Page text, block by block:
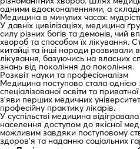
одними вдосконаленнями, а
Медицина в минулих часах:
У давніх цивілізаціях, медицина
силу різних богів та демонів, чий
хвороб та способом їх лікування.
китайці та інші народи розвивали
лікування, базуючись на власних
знань від покоління до покоління.
Розквіт науки та професіоналізм
Медицина поступово стала однією
спеціалізованої освіти та
з’яви перших медичних
професійну практику лікарів.
У суспільстві медицина
населення доступом до якісної
можливим завдяки поступовому
здоров’я та наданню соціальних